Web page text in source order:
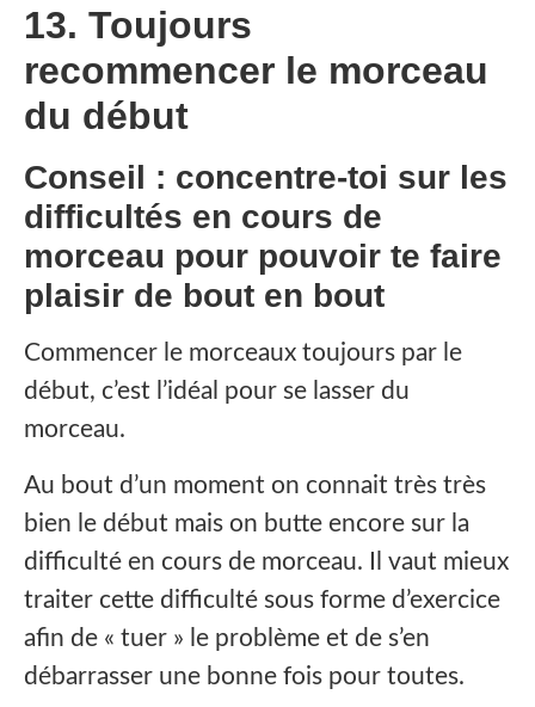
13. Toujours
recommencer le morceau
du début
Conseil : concentre-toi sur les
difficultés en cours de
morceau pour pouvoir te faire
plaisir de bout en bout
Commencer le morceaux toujours par le
début, c’est l’idéal pour se lasser du
morceau.
Au bout d’un moment on connait très très
bien le début mais on butte encore sur la
difficulté en cours de morceau. Il vaut mieux
traiter cette difficulté sous forme d’exercice
afin de « tuer » le problème et de s’en
débarrasser une bonne fois pour toutes.